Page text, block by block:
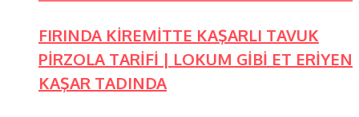
FIRINDA KİREMİTTE KAŞARLI TAVUK
PİRZOLA TARİFİ | LOKUM GİBİ ET ERİYEN
KAŞAR TADINDA